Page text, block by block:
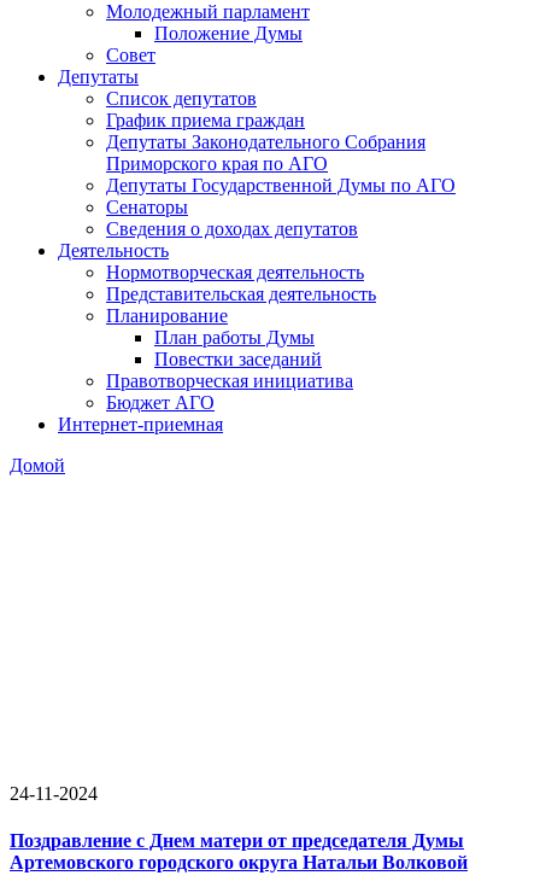
Молодежный парламент
Положение Думы
Совет
Депутаты
Список депутатов
График приема граждан
Депутаты Законодательного Собрания
Приморского края по АГО
Депутаты Государственной Думы по АГО
Сенаторы
Сведения о доходах депутатов
Деятельность
Нормотворческая деятельность
Представительская деятельность
Планирование
План работы Думы
Повестки заседаний
Правотворческая инициатива
Бюджет АГО
Интернет-приемная
Домой
24-11-2024
Поздравление с Днем матери от председателя Думы
Артемовского городского округа Натальи Волковой